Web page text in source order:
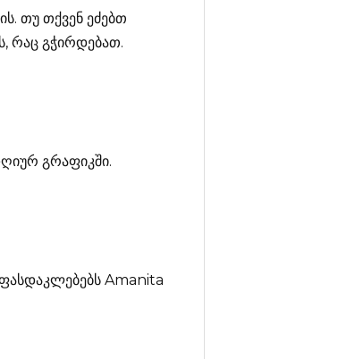
თუ თქვენ ეძებთ
რაც გჭირდებათ.
გრაფიკში.
Amanita